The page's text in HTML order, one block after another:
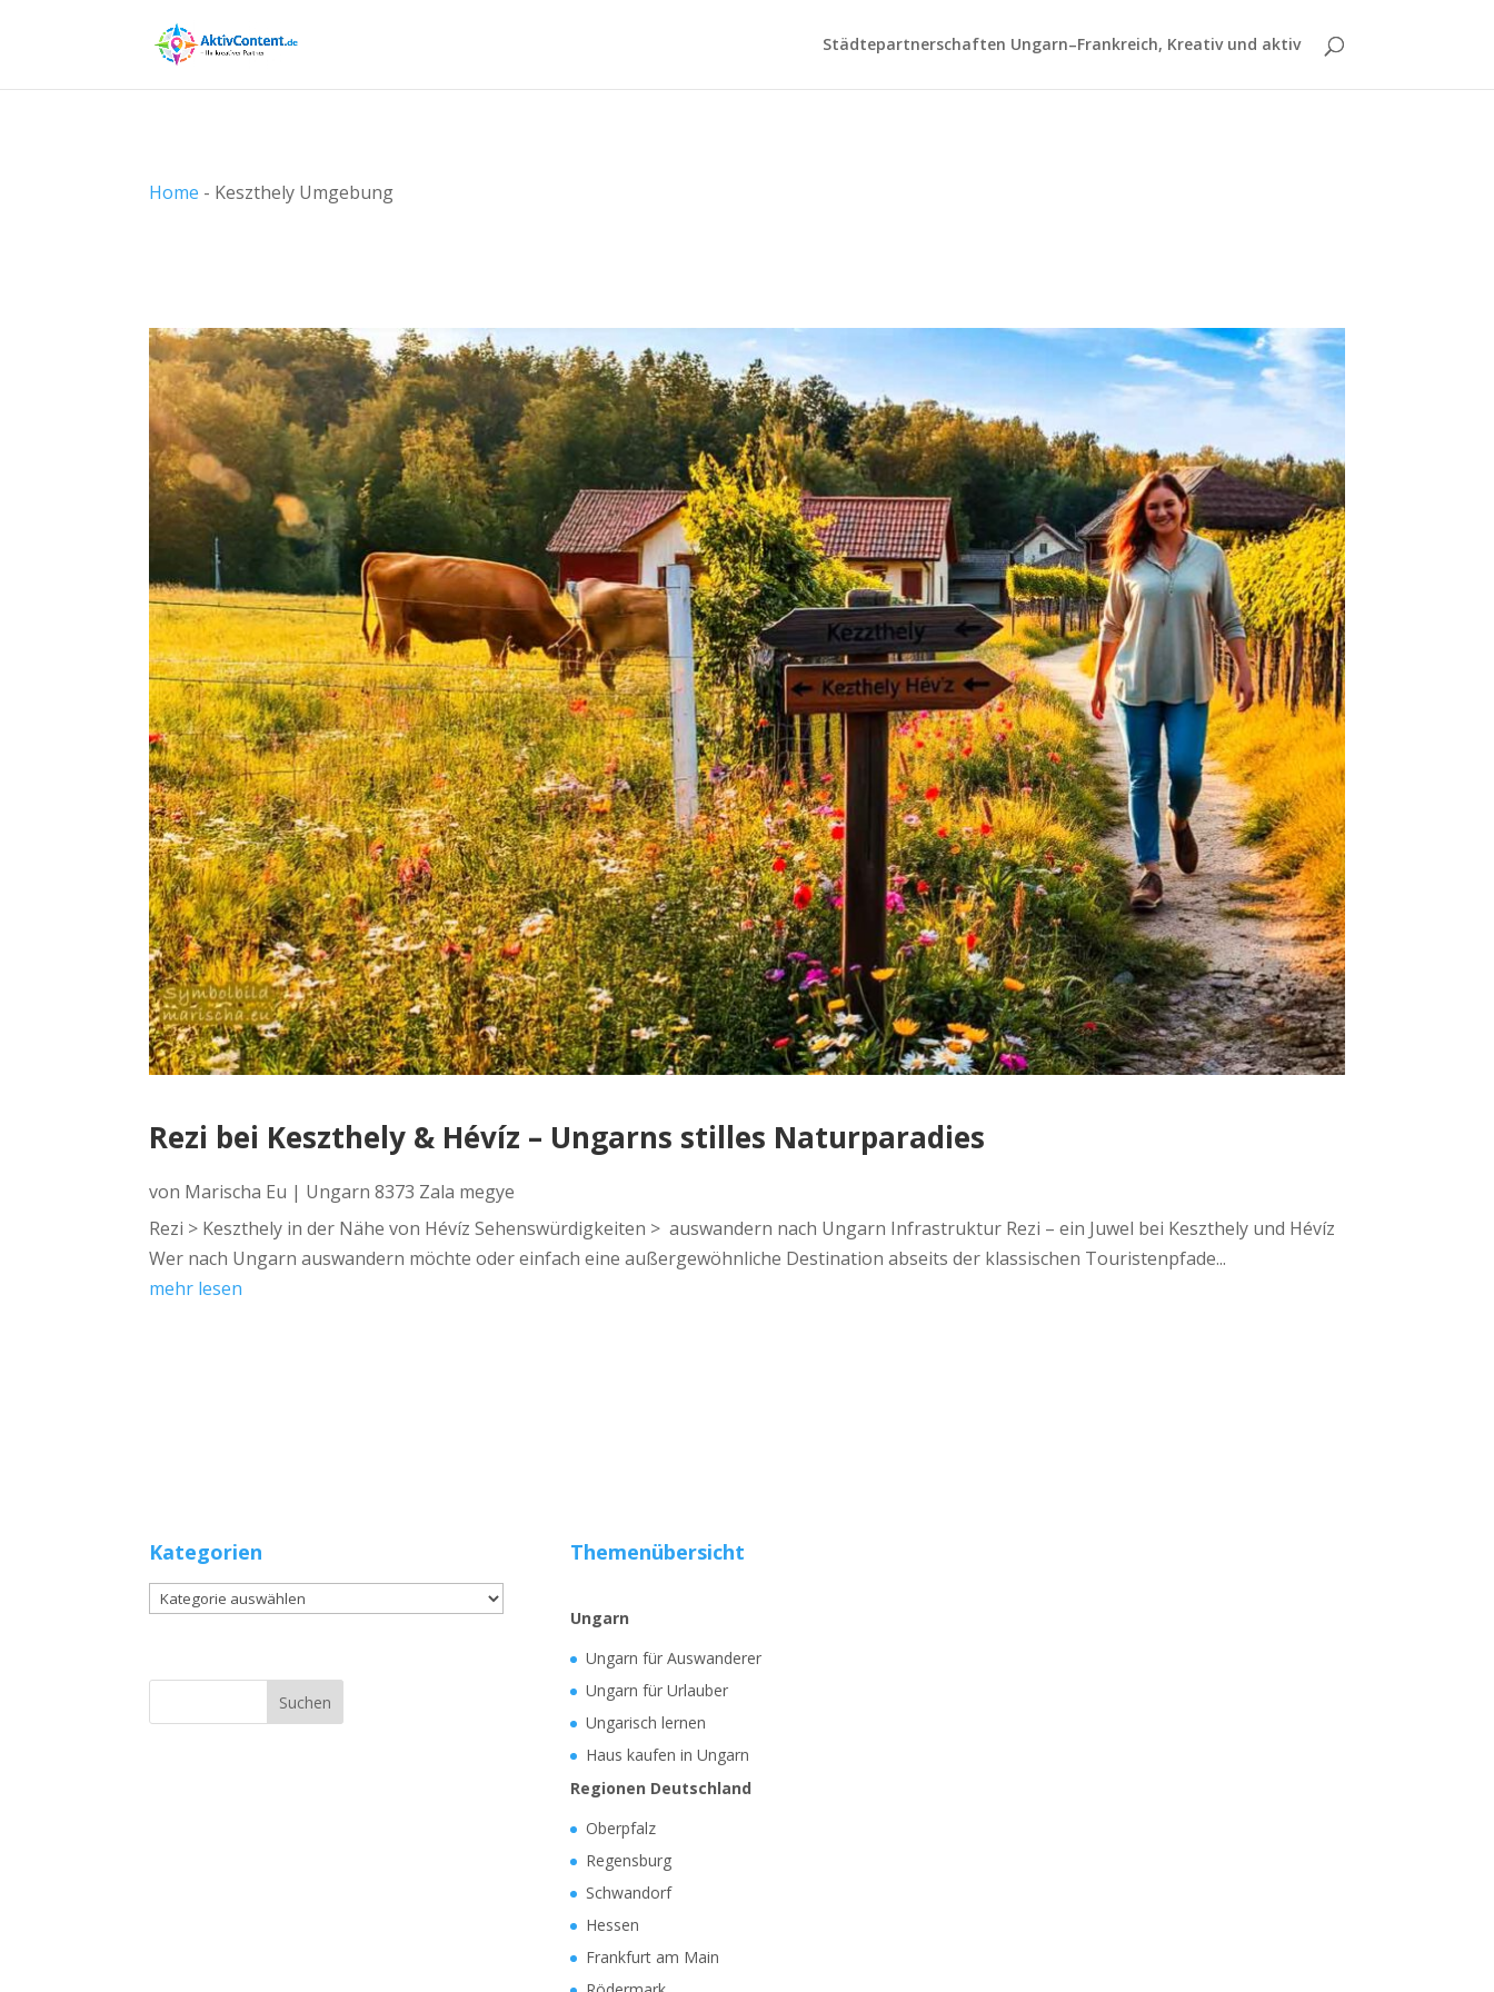
Städtepartnerschaften Ungarn–Frankreich, Kreativ und aktiv
Home - Keszthely Umgebung
Rezi bei Keszthely & Hévíz – Ungarns stilles Naturparadies
von Marischa Eu | Ungarn 8373 Zala megye
Rezi > Keszthely in der Nähe von Hévíz Sehenswürdigkeiten > auswandern nach Ungarn Infrastruktur Rezi – ein Juwel bei Keszthely und Hévíz
Wer nach Ungarn auswandern möchte oder einfach eine außergewöhnliche Destination abseits der klassischen Touristenpfade...
mehr lesen
Kategorien
Kategorien
Themenübersicht
Ungarn
Ungarn für Auswanderer
Ungarn für Urlauber
Ungarisch lernen
Haus kaufen in Ungarn
Regionen Deutschland
Oberpfalz
Regensburg
Schwandorf
Hessen
Frankfurt am Main